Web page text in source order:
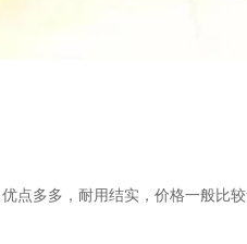
多多，耐用结实，价格一般比